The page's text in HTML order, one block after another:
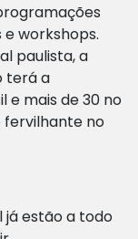
workshops.
paulista, a
terá a
e mais de 30 no
fervilhante no
já estão a todo